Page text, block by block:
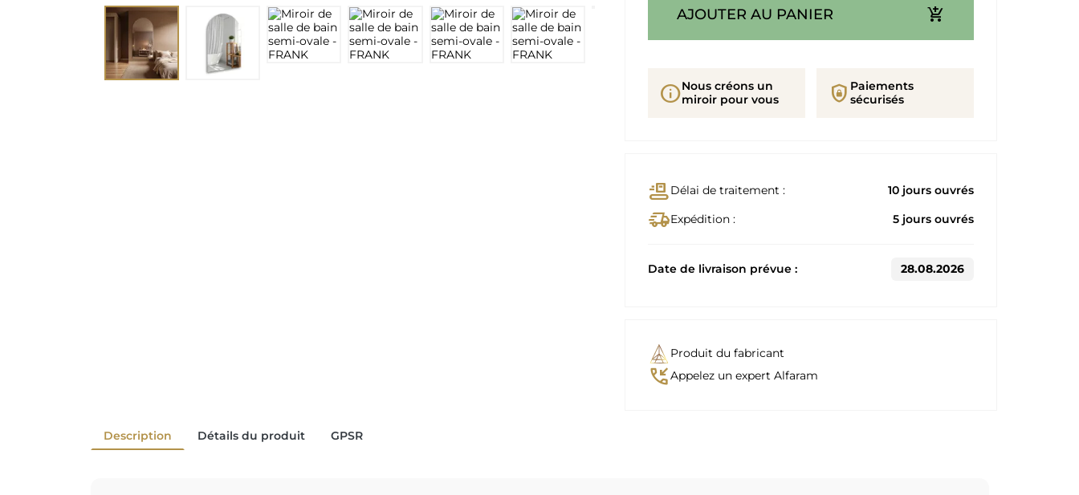
AJOUTER AU PANIER add_shopping_cart
infoNous créons un
miroir pour vous
shield_lock Paiements
sécurisés
conveyor_beltDélai de traitement : 10 jours ouvrés
delivery_truck_speedExpédition : 5 jours ouvrés
Date de livraison prévue : 28.08.2026
Produit du fabricant
phone_callbackAppelez un expert Alfaram
Description Détails du produit GPSR